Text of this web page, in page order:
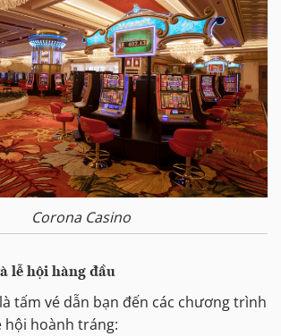
Corona Casino
lễ hội hàng đầu
tấm vé dẫn bạn đến các chương trình
hội hoành tráng: